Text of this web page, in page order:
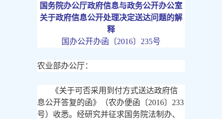
国务院办公厅政府信息与政务公开办公室
关于政府信息公开处理决定送达问题的解
释
国办公开办函〔2016〕235号
农业部办公厅：
《关于可否采用到付方式送达政府信
息公开答复的函》（农办便函〔2016〕233
号）收悉。经研究并征求国务院法制办、